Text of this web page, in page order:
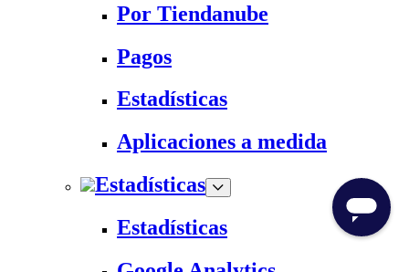
Por Tiendanube
Pagos
Estadísticas
Aplicaciones a medida
Estadísticas
Estadísticas